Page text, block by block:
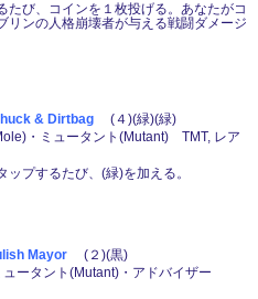
たび、コインを１枚投げる。あなたがコ
リンの人格崩壊者が与える戦闘ダメージ
& Dirtbag (４)(緑)(緑)
・ミュータント(Mutant) TMT, レア
プするたび、(緑)を加える。
Mayor (２)(黒)
ータント(Mutant)・アドバイザー